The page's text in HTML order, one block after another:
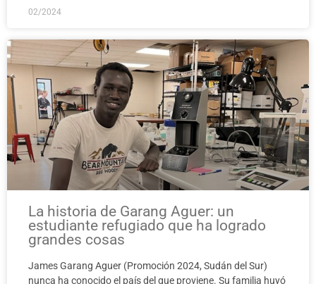
02/2024
La historia de Garang Aguer: un
estudiante refugiado que ha logrado
grandes cosas
James Garang Aguer (Promoción 2024, Sudán del Sur)
nunca ha conocido el país del que proviene. Su familia huyó